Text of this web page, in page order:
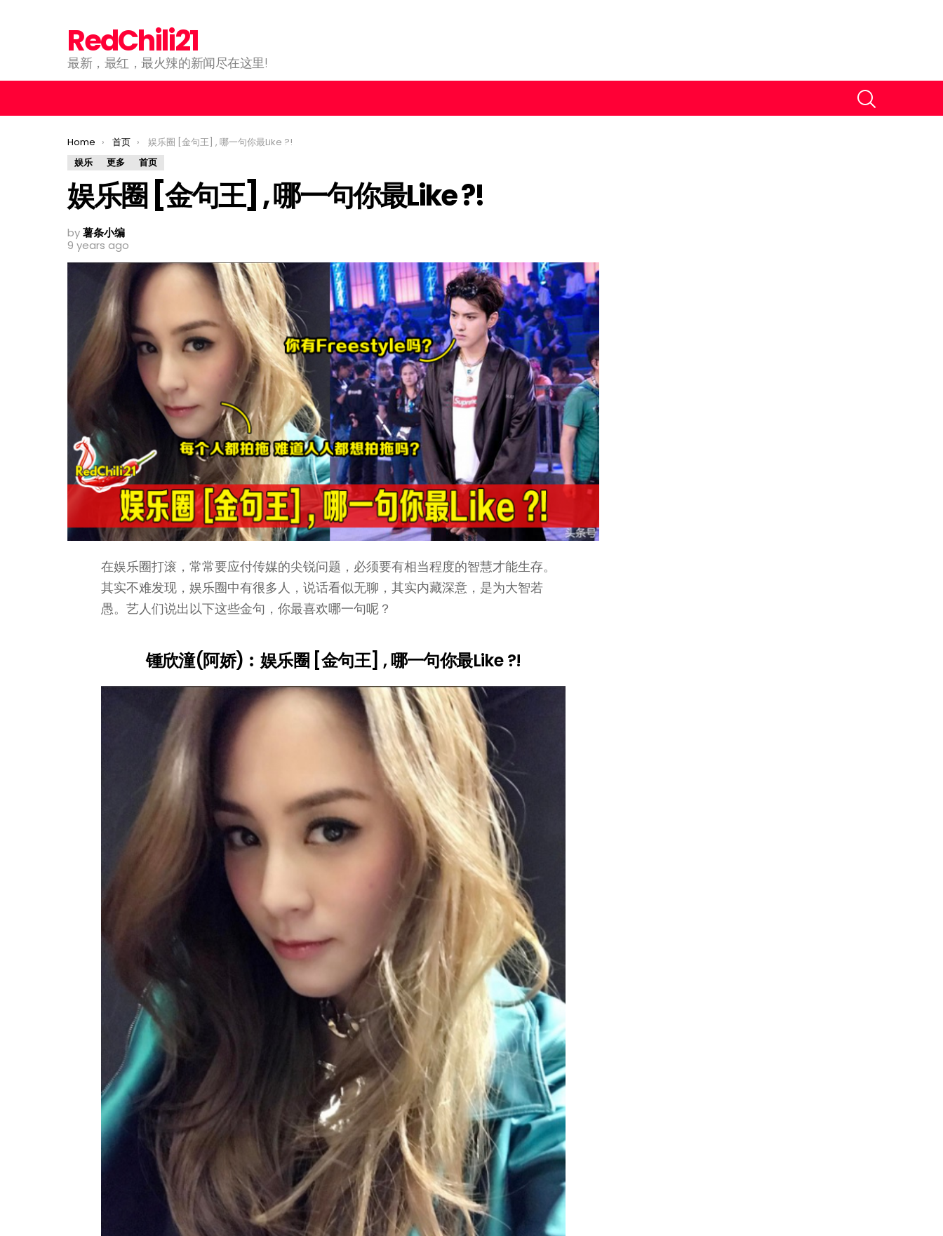
RedChili21
最新，最红，最火辣的新闻尽在这里!
You are here:
Home 首页
娱乐圈 [金句王] , 哪一句你最Like ?!
娱乐
更多 首页
娱乐圈 [金句王] , 哪一句你最Like ?!
by薯条小编
9 years ago
在娱乐圈打滚，常常要应付传媒的尖锐问题，必须要有相当程度的智慧才能生存。
其实不难发现，娱乐圈中有很多人，说话看似无聊，其实内藏深意，是为大智若
愚。艺人们说出以下这些金句，你最喜欢哪一句呢？
锺欣潼(阿娇)︰娱乐圈 [金句王] , 哪一句你最Like ?!